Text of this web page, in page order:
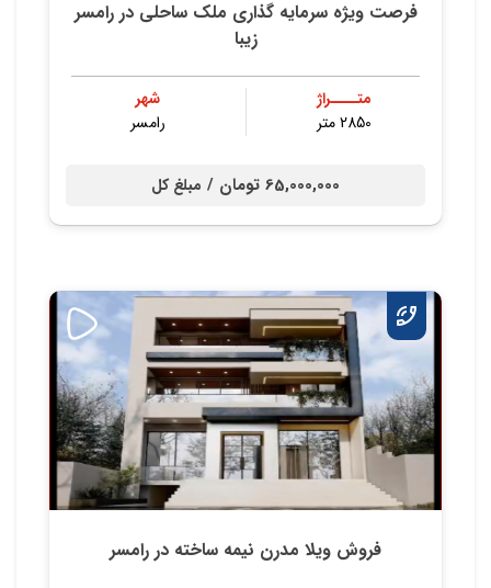
فرصت ویژه سرمایه گذاری ملک ساحلی در رامسر
زیبا
متــــراژ
2850 متر
شهر
رامسر
65,000,000 تومان / مبلغ کل
فروش ویلا مدرن نیمه ساخته در رامسر